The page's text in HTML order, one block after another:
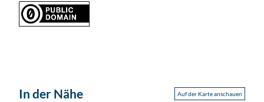
In der Nähe Auf der Karte anschauen